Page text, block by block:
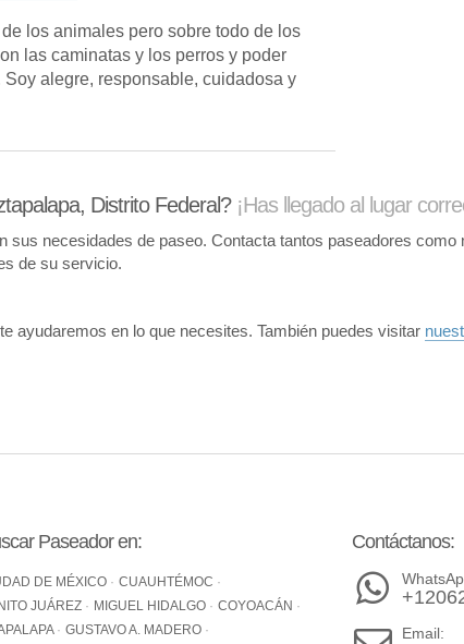
los animales pero sobre todo de los
las caminatas y los perros y poder
alegre, responsable, cuidadosa y
Distrito Federal? ¡Has llegado al lugar
sus necesidades de paseo. Contacta tantos paseadores
de su servicio.
ayudaremos en lo que necesites. También puedes visitar
Paseador en:
DE MÉXICO
CUAUHTÉMOC
JUÁREZ
MIGUEL HIDALGO
COYOACÁN
GUSTAVO A. MADERO
Contáctanos:
Email: